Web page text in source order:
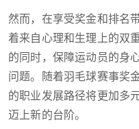
然而，在享受奖金和排名
着来自心理和生理上的双
的同时，保障运动员的身
问题。随着羽毛球赛事奖
的职业发展路径将更加多
迈上新的台阶。